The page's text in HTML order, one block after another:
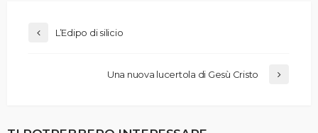
L’Edipo di silicio
Una nuova lucertola di Gesù Cristo